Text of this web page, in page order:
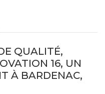
QUALITÉ,
16, UN
À BARDENAC,